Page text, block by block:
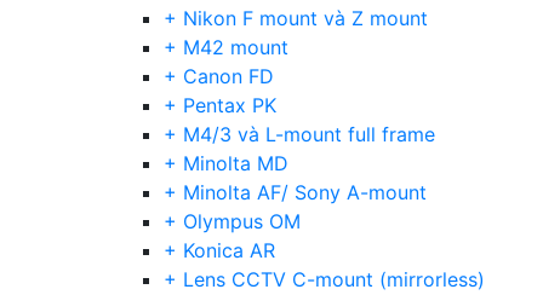
+ Nikon F mount và Z mount
+ M42 mount
+ Canon FD
+ Pentax PK
+ M4/3 và L-mount full frame
+ Minolta MD
+ Minolta AF/ Sony A-mount
+ Olympus OM
+ Konica AR
+ Lens CCTV C-mount (mirrorless)